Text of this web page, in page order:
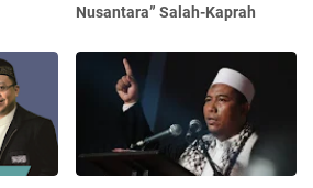
Nusantara” Salah-Kaprah